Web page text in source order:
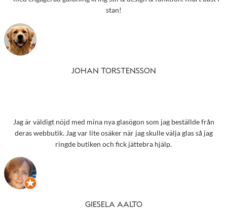
stan!
JOHAN TORSTENSSON
Jag är väldigt nöjd med mina nya glasögon som jag beställde från
deras webbutik. Jag var lite osäker när jag skulle välja glas så jag
ringde butiken och fick jättebra hjälp.
GIESELA AALTO